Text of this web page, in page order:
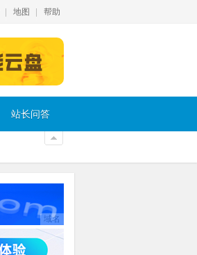
地图 帮助
站长问答
域名